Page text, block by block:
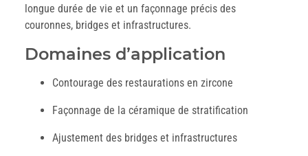
longue durée de vie et un façonnage précis des
couronnes, bridges et infrastructures.
Domaines d’application
Contourage des restaurations en zircone
Façonnage de la céramique de stratification
Ajustement des bridges et infrastructures